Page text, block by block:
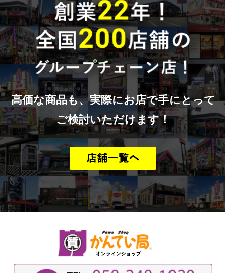
高価な商品も、実際にお店で手にとって
ご検討いただけます！